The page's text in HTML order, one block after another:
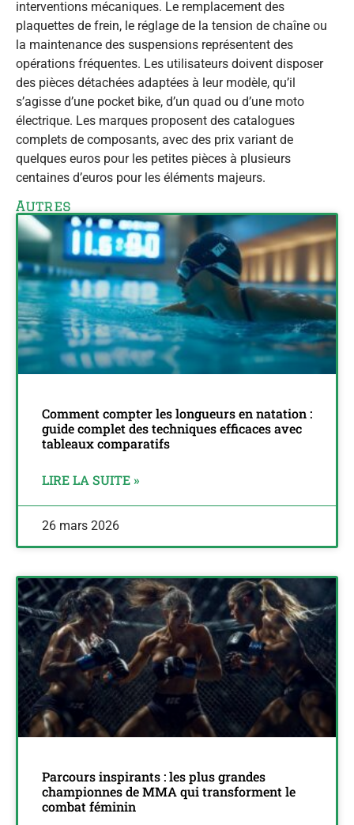
Autres
Comment compter les longueurs en natation :
guide complet des techniques efficaces avec
tableaux comparatifs
LIRE LA SUITE »
26 mars 2026
Parcours inspirants : les plus grandes
championnes de MMA qui transforment le
combat féminin
interventions mécaniques. Le remplacement des
plaquettes de frein, le réglage de la tension de chaîne ou
la maintenance des suspensions représentent des
opérations fréquentes. Les utilisateurs doivent disposer
des pièces détachées adaptées à leur modèle, qu’il
s’agisse d’une pocket bike, d’un quad ou d’une moto
électrique. Les marques proposent des catalogues
complets de composants, avec des prix variant de
quelques euros pour les petites pièces à plusieurs
centaines d’euros pour les éléments majeurs.